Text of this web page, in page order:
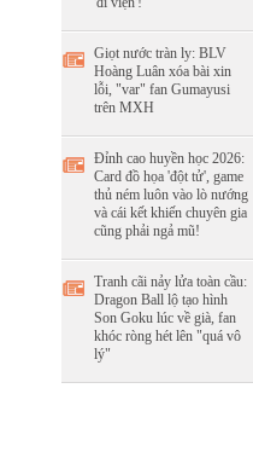
Giọt nước tràn ly: BLV
Hoàng Luân xóa bài xin
lỗi, "var" fan Gumayusi
trên MXH
Đỉnh cao huyền học 2026:
Card đồ họa 'đột tử', game
thủ ném luôn vào lò nướng
và cái kết khiến chuyên gia
cũng phải ngả mũ!
Tranh cãi nảy lửa toàn cầu:
Dragon Ball lộ tạo hình
Son Goku lúc về già, fan
khóc ròng hét lên "quá vô
lý"